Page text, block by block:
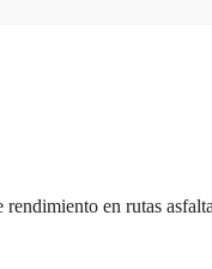
en rutas